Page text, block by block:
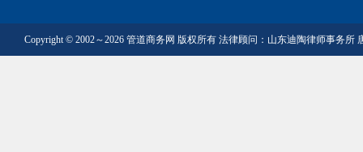
Copyright © 2002～2026 管道商务网 版权所有 法律顾问：山东迪陶律师事务所